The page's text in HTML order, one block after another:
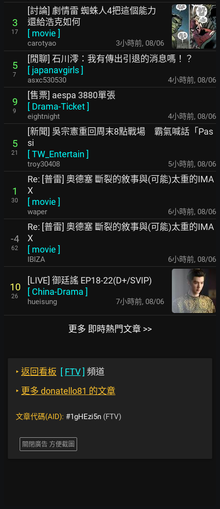
3
17
[討論] 劇情雷 蜘蛛人4把這個能力
還給浩克如何
[ movie ]
carotyao 3小時前, 08/06
5
7
[閒聊] 石川澪：我有傳出引退的消息嗎！？
[ japanavgirls]
asxc530530 4小時前, 08/06
9
9
[售票] aespa 3880單張
[ Drama-Ticket]
eightnight 4小時前, 08/06
5
21
[新聞] 吳宗憲重回周末8點戰場 霸氣喊話「Pas
si
[TW_Entertain ]
troy30408 5小時前, 08/06
1
30
Re: [普雷] 奧德塞 斷裂的敘事與(可能)太重的IMA
X
[ movie ]
waper 6小時前, 08/06
-4
62
Re: [普雷] 奧德塞 斷裂的敘事與(可能)太重的IMA
X
[ movie ]
IBIZA 6小時前, 08/06
10
26
[LIVE] 御廷謠 EP18-22(D+/SVIP)
[ China-Drama ]
hueisung 7小時前, 08/06
更多 即時熱門文章 >>
‣ 返回看板 [ FTV] 頻道
‣ 更多 donatello81 的文章
文章代碼(AID): #1gHEzi5n (FTV)
關閉廣告 方便截圖